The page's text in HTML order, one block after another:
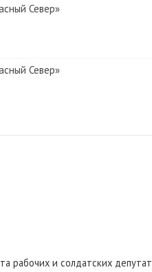
Север»
Север»
рабочих и солдатских